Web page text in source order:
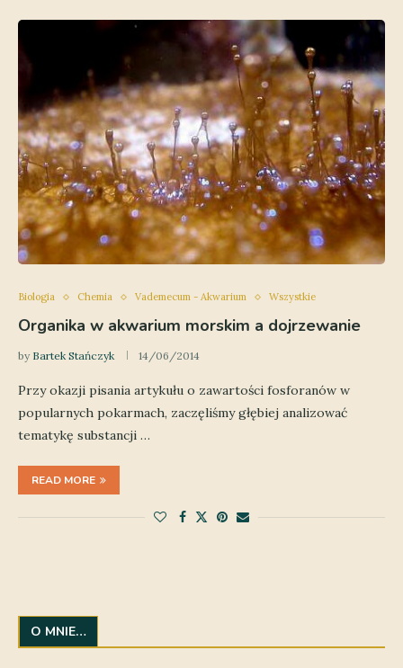
Biologia Chemia Vademecum - Akwarium Wszystkie
Organika w akwarium morskim a dojrzewanie
by Bartek Stańczyk 14/06/2014
Przy okazji pisania artykułu o zawartości fosforanów w
popularnych pokarmach, zaczęliśmy głębiej analizować
tematykę substancji …
READ MORE
O MNIE…